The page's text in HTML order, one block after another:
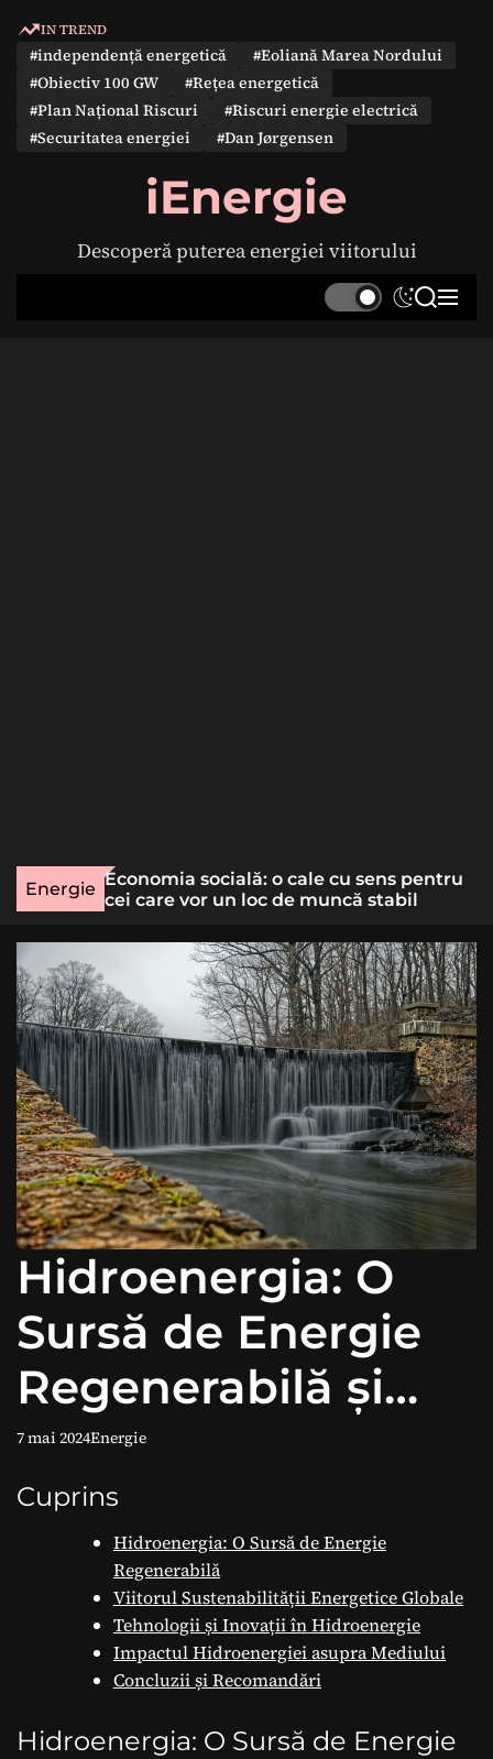
IN TREND
#independență energetică
#Eoliană Marea Nordului
#Obiectiv 100 GW
#Rețea energetică
#Plan Național Riscuri
#Riscuri energie electrică
#Securitatea energiei
#Dan Jørgensen
iEnergie
Descoperă puterea energiei viitorului
S
S M
Energie
rară
Economia socială: o cale cu sens pentru
cei care vor un loc de muncă stabil
Hidroenergia: O
Sursă de Energie
Regenerabilă și
Sustenabilă
7 mai 2024Energie
Cuprins
Hidroenergia: O Sursă de Energie
Regenerabilă
Viitorul Sustenabilității Energetice Globale
Tehnologii și Inovații în Hidroenergie
Impactul Hidroenergiei asupra Mediului
Concluzii și Recomandări
Hidroenergia: O Sursă de Energie